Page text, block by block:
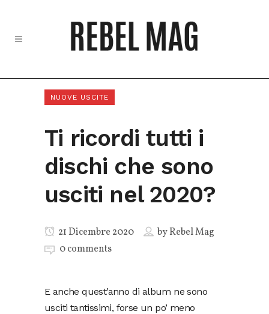
NUOVE USCITE
Ti ricordi tutti i
dischi che sono
usciti nel 2020?
21 Dicembre 2020 byRebel Mag
0 comments
E anche quest’anno di album ne sono
usciti tantissimi, forse un po’ meno